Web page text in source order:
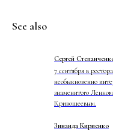
See also
Сергей
7 сентября в
необыкновенно
знаменитого
Кривошеевым.
Зинаида Кириенко